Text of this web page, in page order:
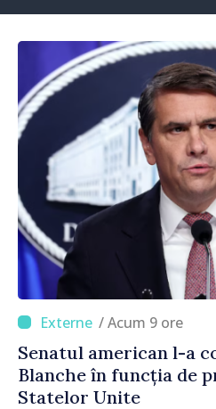
/ Acum 9 ore
Senatul american l-a
Blanche în funcția de
Statelor Unite